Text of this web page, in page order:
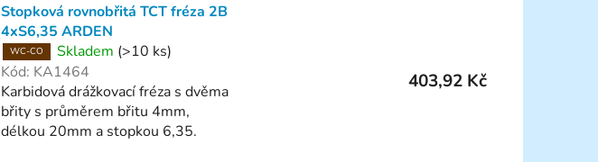
Stopková rovnobřitá TCT fréza 2B
4xS6,35 ARDEN
WC-CO Skladem (>10 ks)
Kód: KA1464
Karbidová drážkovací fréza s dvěma
břity s průměrem břitu 4mm,
délkou 20mm a stopkou 6,35.
403,92 Kč